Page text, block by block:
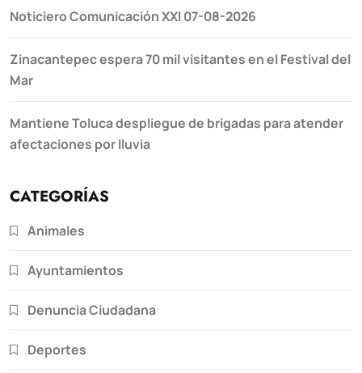
Noticiero Comunicación XXI 07-08-2026
Zinacantepec espera 70 mil visitantes en el Festival del
Mar
Mantiene Toluca despliegue de brigadas para atender
afectaciones por lluvia
CATEGORÍAS
Animales
Ayuntamientos
Denuncia Ciudadana
Deportes